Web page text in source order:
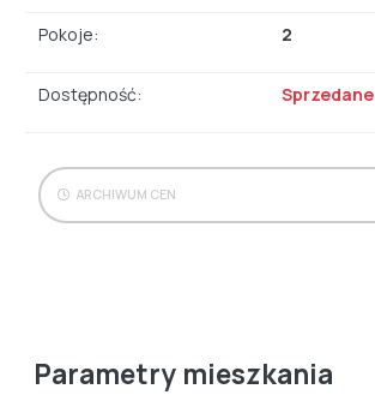
Pokoje: 2
Dostępność: Sprzedane
ARCHIWUM CEN
Parametry mieszkania